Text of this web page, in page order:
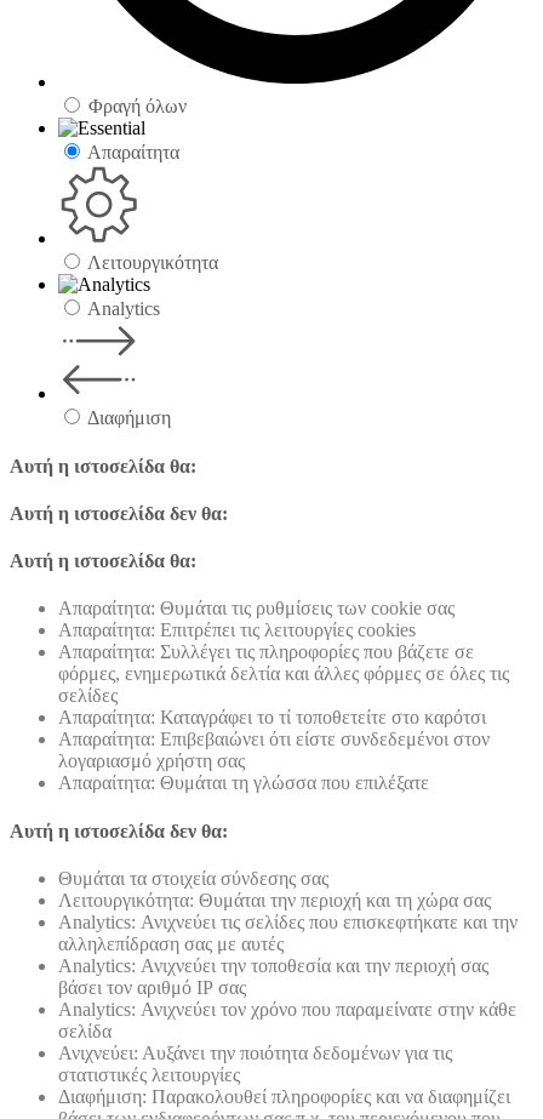
Φραγή όλων
Απαραίτητα
Λειτουργικότητα
Analytics
Διαφήμιση
Αυτή η ιστοσελίδα θα:
Αυτή η ιστοσελίδα δεν θα:
Αυτή η ιστοσελίδα θα:
Απαραίτητα: Θυμάται τις ρυθμίσεις των cookie σας
Απαραίτητα: Επιτρέπει τις λειτουργίες cookies
Απαραίτητα: Συλλέγει τις πληροφορίες που βάζετε σε
φόρμες, ενημερωτικά δελτία και άλλες φόρμες σε όλες τις
σελίδες
Απαραίτητα: Καταγράφει το τί τοποθετείτε στο καρότσι
Απαραίτητα: Επιβεβαιώνει ότι είστε συνδεδεμένοι στον
λογαριασμό χρήστη σας
Απαραίτητα: Θυμάται τη γλώσσα που επιλέξατε
Αυτή η ιστοσελίδα δεν θα:
Θυμάται τα στοιχεία σύνδεσης σας
Λειτουργικότητα: Θυμάται την περιοχή και τη χώρα σας
Analytics: Ανιχνεύει τις σελίδες που επισκεφτήκατε και την
αλληλεπίδραση σας με αυτές
Analytics: Ανιχνεύει την τοποθεσία και την περιοχή σας
βάσει τον αριθμό ΙΡ σας
Analytics: Ανιχνεύει τον χρόνο που παραμείνατε στην κάθε
σελίδα
Ανιχνεύει: Αυξάνει την ποιότητα δεδομένων για τις
στατιστικές λειτουργίες
Διαφήμιση: Παρακολουθεί πληροφορίες και να διαφημίζει